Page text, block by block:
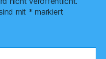
mit * markiert